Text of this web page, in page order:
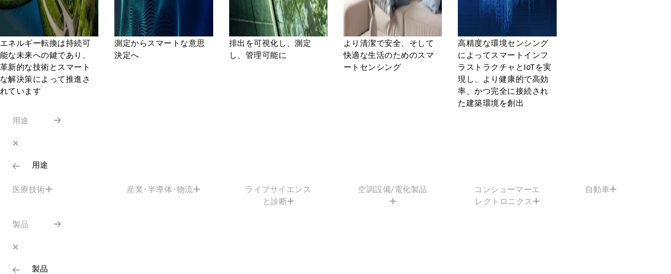
エネルギー転換は持続可
能な未来への鍵であり、
革新的な技術とスマート
な解決策によって推進さ
れています
測定からスマートな意思
決定へ
排出を可視化し、測定
し、管理可能に
より清潔で安全、そして
快適な生活のためのスマ
ートセンシング
高精度な環境センシング
によってスマートインフ
ラストラクチャとIoTを実
現し、より健康的で高効
率、かつ完全に接続され
た建築環境を創出
用途
用途
医療技術 産業･半導体･物流
ライフサイエンス
と診断
空調設備/電化製品
コンシューマーエ
レクトロニクス
自動車
製品
製品